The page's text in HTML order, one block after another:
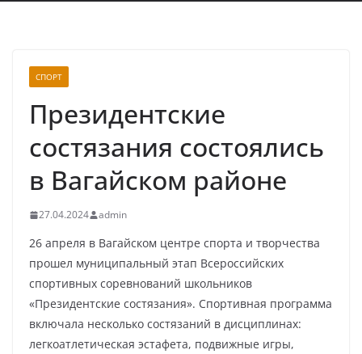
СПОРТ
Президентские
состязания состоялись
в Вагайском районе
27.04.2024 admin
26 апреля в Вагайском центре спорта и творчества
прошел муниципальный этап Всероссийских
спортивных соревнований школьников
«Президентские состязания». Спортивная программа
включала несколько состязаний в дисциплинах:
легкоатлетическая эстафета, подвижные игры,